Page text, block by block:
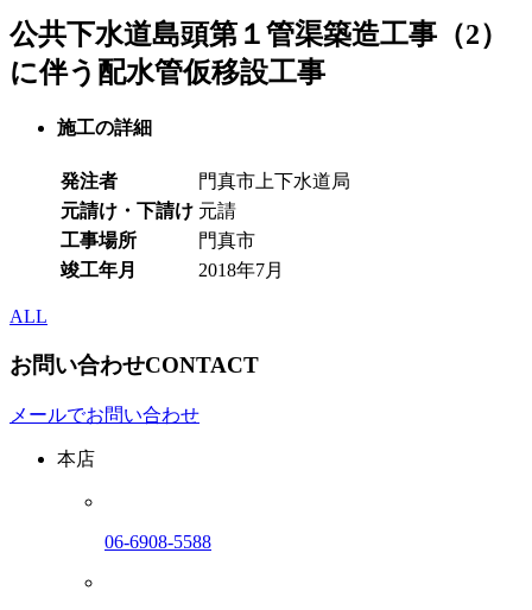
公共下水道島頭第１管渠築造工事（2）
に伴う配水管仮移設工事
施工の詳細
発注者
門真市上下水道局
元請け・下請け 元請
工事場所
門真市
竣工年月
2018年7月
ALL
お問い合わせCONTACT
メールでお問い合わせ
本店
06-6908-5588